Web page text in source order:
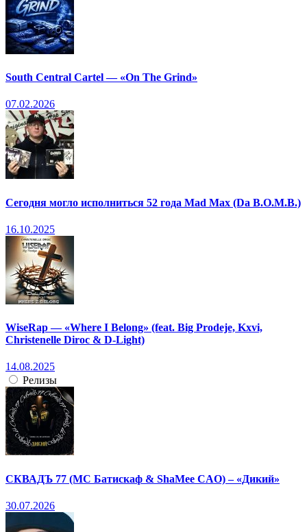
South Central Cartel — «On The Grind»
07.02.2026
Сегодня могло исполниться 52 года Mad Max (Da B.O.M.B.)
16.10.2025
WiseRap — «Where I Belong» (feat. Big Prodeje, Kxvi,
Christenelle Diroc & D-Light)
14.08.2025
Релизы
СКВАДЪ 77 (МС Батискаф & ShaMee CAO) – «Дикий»
30.07.2026